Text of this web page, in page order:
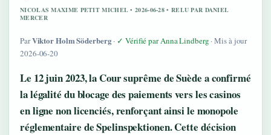
NICOLAS MAXIME PETIT MICHEL • 2026-06-28 • RELU PAR DANIEL
MERCER
ParViktor Holm Söderberg· ✓ Vérifié par Anna Lindberg · Mis à jour
2026-06-20
Le 12 juin 2023, la Cour suprême de Suède a confirmé
la légalité du blocage des paiements vers les casinos
en ligne non licenciés, renforçant ainsi le monopole
réglementaire de Spelinspektionen. Cette décision